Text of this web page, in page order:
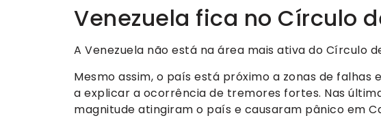
Venezuela fica no Círculo
A Venezuela não está na área mais ativa do Círculo
Mesmo assim, o país está próximo a zonas de
a explicar a ocorrência de tremores fortes. Nas
magnitude atingiram o país e causaram pânico em